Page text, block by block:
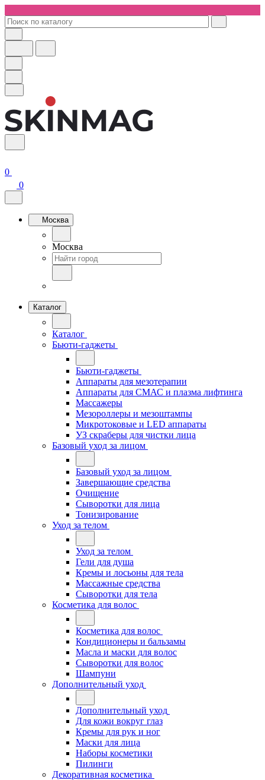
0
0
Москва
Москва
Каталог
Каталог
Бьюти-гаджеты
Бьюти-гаджеты
Аппараты для мезотерапии
Аппараты для СМАС и плазма лифтинга
Массажеры
Мезороллеры и мезоштампы
Микротоковые и LED аппараты
УЗ скраберы для чистки лица
Базовый уход за лицом
Базовый уход за лицом
Завершающие средства
Очищение
Сыворотки для лица
Тонизирование
Уход за телом
Уход за телом
Гели для душа
Кремы и лосьоны для тела
Массажные средства
Сыворотки для тела
Косметика для волос
Косметика для волос
Кондиционеры и бальзамы
Масла и маски для волос
Сыворотки для волос
Шампуни
Дополнительный уход
Дополнительный уход
Для кожи вокруг глаз
Кремы для рук и ног
Маски для лица
Наборы косметики
Пилинги
Декоративная косметика